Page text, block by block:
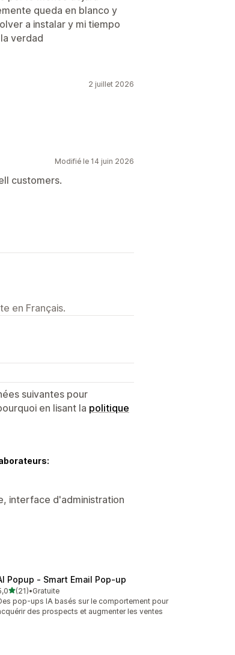
Campagnes
Rapports
personnalisées
Analyses de données
queda en blanco y
a instalar y mi tiempo
verdad
2 juillet 2026
Modifié le 14 juin 2026
customers.
en Français.
suivantes pour
en lisant la politique
interface d'administration
Popup ‑ Smart Email Pop‑up
étoile(s) sur 5
(21)
avis au total
•Gratuite
pop-ups IA basés sur le comportement pour
des prospects et augmenter les ventes